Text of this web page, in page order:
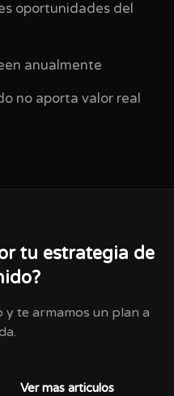
oportunidades del
anualmente
no aporta valor real
tu estrategia de
te armamos un plan a
Ver mas articulos